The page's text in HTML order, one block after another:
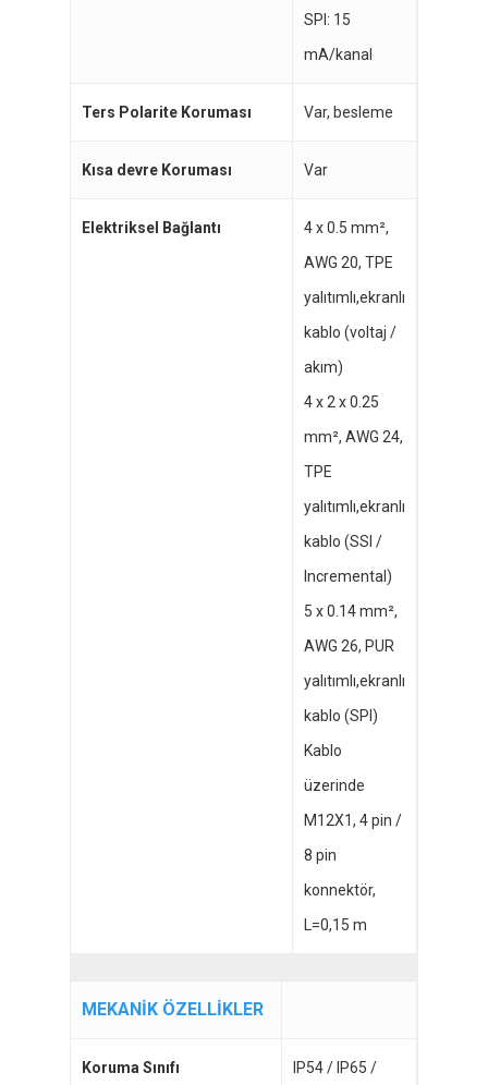
SPI: 15
mA/kanal
Ters Polarite Koruması Var, besleme
Kısa devre Koruması Var
Elektriksel Bağlantı
4 x 0.5 mm²,
AWG 20, TPE
yalıtımlı,ekranlı
kablo (voltaj /
akım)
4 x 2 x 0.25
mm², AWG 24,
TPE
yalıtımlı,ekranlı
kablo (SSI /
Incremental)
5 x 0.14 mm²,
AWG 26, PUR
yalıtımlı,ekranlı
kablo (SPI)
Kablo
üzerinde
M12X1, 4 pin /
8 pin
konnektör,
L=0,15 m
MEKANİK ÖZELLİKLER
Koruma Sınıfı
IP54 / IP65 /